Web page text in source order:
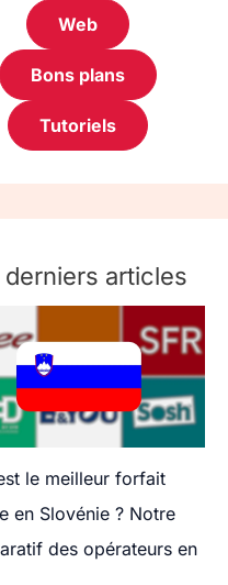
Web
Bons plans
Tutoriels
derniers articles
le meilleur forfait
en Slovénie ? Notre
des opérateurs en